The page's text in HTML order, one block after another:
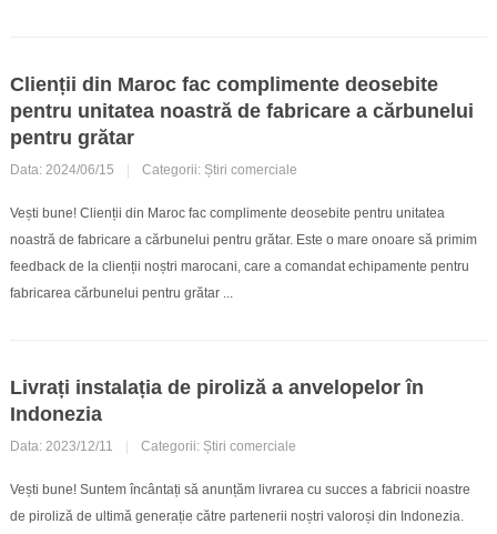
Clienții din Maroc fac complimente deosebite
pentru unitatea noastră de fabricare a cărbunelui
pentru grătar
Data: 2024/06/15 Categorii: Știri comerciale
Vești bune! Clienții din Maroc fac complimente deosebite pentru unitatea
noastră de fabricare a cărbunelui pentru grătar. Este o mare onoare să primim
feedback de la clienții noștri marocani, care a comandat echipamente pentru
fabricarea cărbunelui pentru grătar ...
Livrați instalația de piroliză a anvelopelor în
Indonezia
Data: 2023/12/11 Categorii: Știri comerciale
Vești bune! Suntem încântați să anunțăm livrarea cu succes a fabricii noastre
de piroliză de ultimă generație către partenerii noștri valoroși din Indonezia.